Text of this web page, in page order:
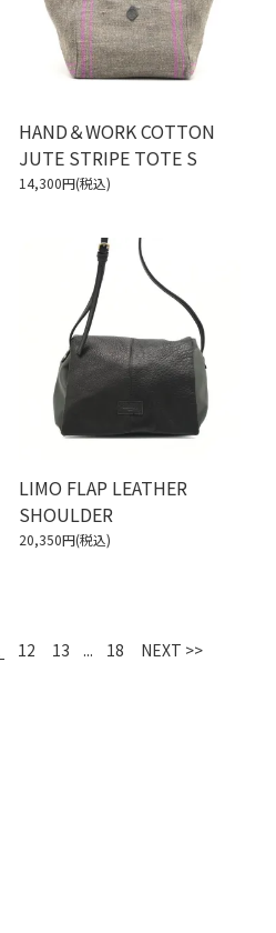
HAND＆WORK COTTON
JUTE STRIPE TOTE S
14,300円(税込)
LIMO FLAP LEATHER
SHOULDER
20,350円(税込)
12 13 ... 18 NEXT >>